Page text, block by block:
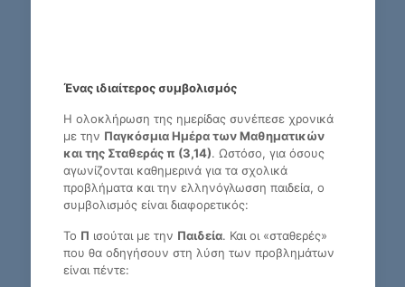
Ένας ιδιαίτερος συμβολισμός
Η ολοκλήρωση της ημερίδας συνέπεσε χρονικά
με την Παγκόσμια Ημέρα των Μαθηματικών
και της Σταθεράς π (3,14). Ωστόσο, για όσους
αγωνίζονται καθημερινά για τα σχολικά
προβλήματα και την ελληνόγλωσση παιδεία, ο
συμβολισμός είναι διαφορετικός:
Το Π ισούται με την Παιδεία. Και οι «σταθερές»
που θα οδηγήσουν στη λύση των προβλημάτων
είναι πέντε: